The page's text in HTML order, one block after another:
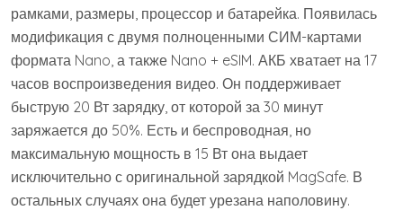
рамками, размеры, процессор и батарейка. Появилась
модификация с двумя полноценными СИМ-картами
формата Nano, а также Nano + eSIM. АКБ хватает на 17
часов воспроизведения видео. Он поддерживает
быструю 20 Вт зарядку, от которой за 30 минут
заряжается до 50%. Есть и беспроводная, но
максимальную мощность в 15 Вт она выдает
исключительно с оригинальной зарядкой MagSafe. В
остальных случаях она будет урезана наполовину.